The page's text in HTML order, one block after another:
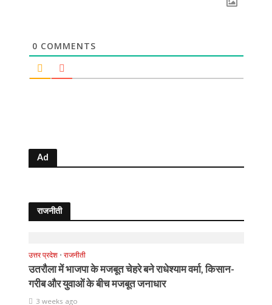
0 COMMENTS
Ad
राजनीती
उत्तर प्रदेश • राजनीती
उतरौला में भाजपा के मजबूत चेहरे बने राधेश्याम वर्मा, किसान-
गरीब और युवाओं के बीच मजबूत जनाधार
3 weeks ago